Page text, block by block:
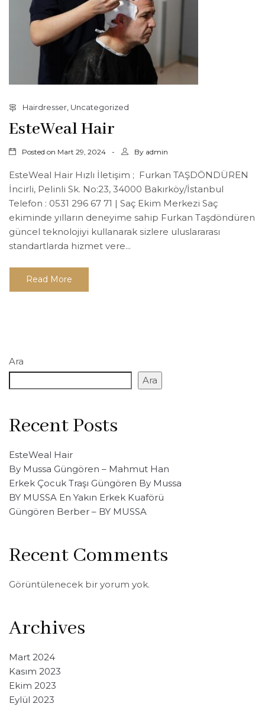
Hairdresser Uncategorized
EsteWeal Hair
Posted on Mart 29, 2024 By admin
EsteWeal Hair Hızlı İletişim ; Furkan TAŞDÖNDÜREN
İncirli, Pelinli Sk. No:23, 34000 Bakırköy/İstanbul
Telefon : 0531 296 67 71 | Saç Ekim Merkezi Saç
ekiminde yılların deneyime sahip Furkan Taşdöndüren
güncel teknolojiyi kullanarak sizlere uluslararası
standartlarda hizmet vere...
Read More
Ara
Ara
Recent Posts
EsteWeal Hair
By Mussa Güngören – Mahmut Han
Erkek Çocuk Traşı Güngören By Mussa
BY MUSSA En Yakın Erkek Kuaförü
Güngören Berber – BY MUSSA
Recent Comments
Görüntülenecek bir yorum yok.
Archives
Mart 2024
Kasım 2023
Ekim 2023
Eylül 2023